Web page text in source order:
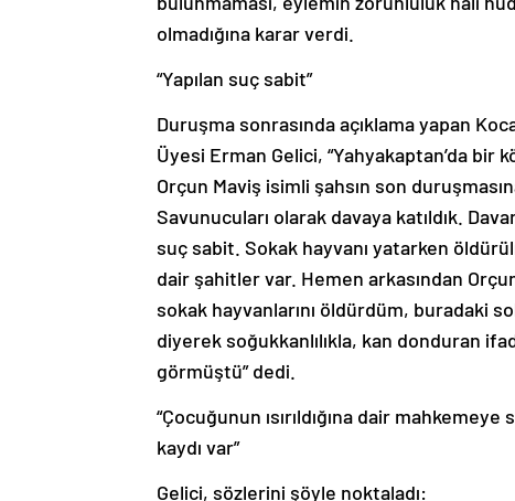
olmadığına karar verdi.
“Yapılan suç sabit”
Duruşma sonrasında açıklama yapan
Üyesi Erman Gelici, “Yahyakaptan’da
Orçun Maviş isimli şahsın son
Savunucuları olarak davaya katıldık.
suç sabit. Sokak hayvanı yatarken
dair şahitler var. Hemen arkasından
sokak hayvanlarını öldürdüm, buradaki
diyerek soğukkanlılıkla, kan donduran
görmüştü” dedi.
“Çocuğunun ısırıldığına dair
kaydı var”
Gelici, sözlerini şöyle noktaladı: